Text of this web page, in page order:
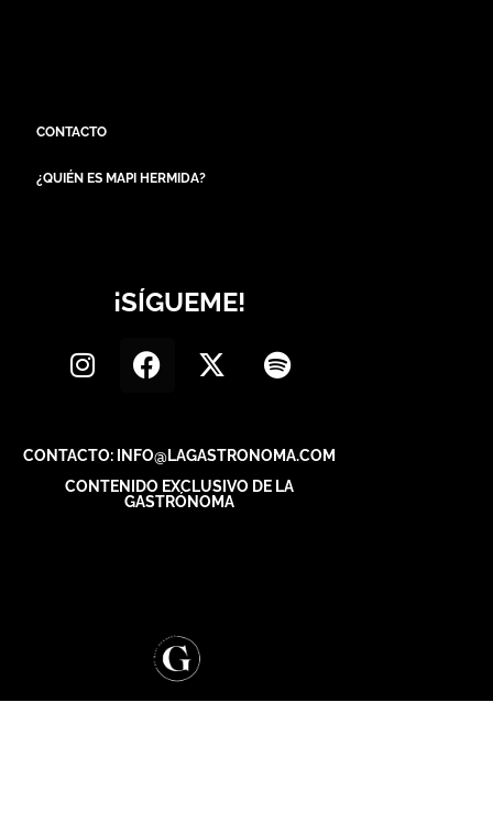
CONTACTO
¿QUIÉN ES MAPI HERMIDA?
¡SÍGUEME!
CONTACTO: INFO@LAGASTRONOMA.COM
CONTENIDO EXCLUSIVO DE LA
GASTRÓNOMA